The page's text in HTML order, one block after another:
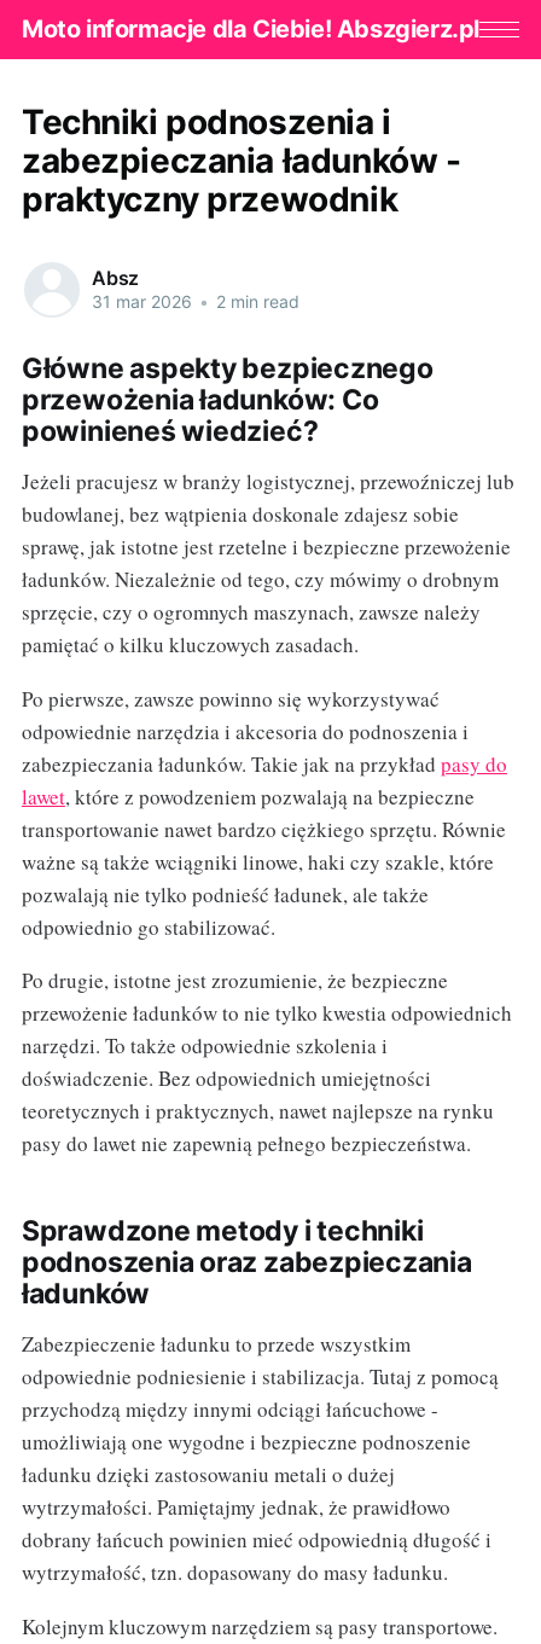
Moto informacje dla Ciebie! Abszgierz.pl
Techniki podnoszenia i
zabezpieczania ładunków -
praktyczny przewodnik
Absz
31 mar 2026 • 2 min read
Główne aspekty bezpiecznego
przewożenia ładunków: Co
powinieneś wiedzieć?
Jeżeli pracujesz w branży logistycznej, przewoźniczej lub
budowlanej, bez wątpienia doskonale zdajesz sobie
sprawę, jak istotne jest rzetelne i bezpieczne przewożenie
ładunków. Niezależnie od tego, czy mówimy o drobnym
sprzęcie, czy o ogromnych maszynach, zawsze należy
pamiętać o kilku kluczowych zasadach.
Po pierwsze, zawsze powinno się wykorzystywać
odpowiednie narzędzia i akcesoria do podnoszenia i
zabezpieczania ładunków. Takie jak na przykład pasy do
lawet, które z powodzeniem pozwalają na bezpieczne
transportowanie nawet bardzo ciężkiego sprzętu. Równie
ważne są także wciągniki linowe, haki czy szakle, które
pozwalają nie tylko podnieść ładunek, ale także
odpowiednio go stabilizować.
Po drugie, istotne jest zrozumienie, że bezpieczne
przewożenie ładunków to nie tylko kwestia odpowiednich
narzędzi. To także odpowiednie szkolenia i
doświadczenie. Bez odpowiednich umiejętności
teoretycznych i praktycznych, nawet najlepsze na rynku
pasy do lawet nie zapewnią pełnego bezpieczeństwa.
Sprawdzone metody i techniki
podnoszenia oraz zabezpieczania
ładunków
Zabezpieczenie ładunku to przede wszystkim
odpowiednie podniesienie i stabilizacja. Tutaj z pomocą
przychodzą między innymi odciągi łańcuchowe -
umożliwiają one wygodne i bezpieczne podnoszenie
ładunku dzięki zastosowaniu metali o dużej
wytrzymałości. Pamiętajmy jednak, że prawidłowo
dobrany łańcuch powinien mieć odpowiednią długość i
wytrzymałość, tzn. dopasowany do masy ładunku.
Kolejnym kluczowym narzędziem są pasy transportowe.